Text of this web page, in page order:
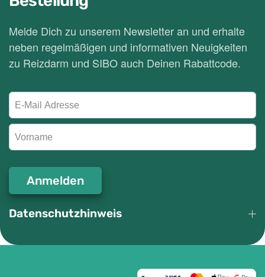
Melde Dich zu unserem Newsletter an und erhalte
neben regelmäßigen und informativen Neuigkeiten
zu Reizdarm und SIBO auch Deinen Rabattcode.
Anmelden
Datenschutzhinweis